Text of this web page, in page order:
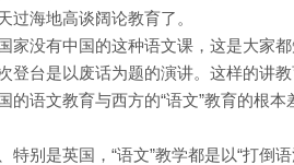
过海地高谈阔论教育了。
家没有中国的这种语文课，这是大家
登台是以废话为题的演讲。这样的讲教
的语文教育与西方的“语文”教育的根
特别是英国，“语文”教学都是以“打倒